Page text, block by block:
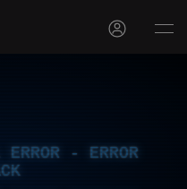
ERROR - ERROR